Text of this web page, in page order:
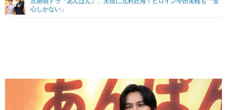
ショッピング その他
心しかない」